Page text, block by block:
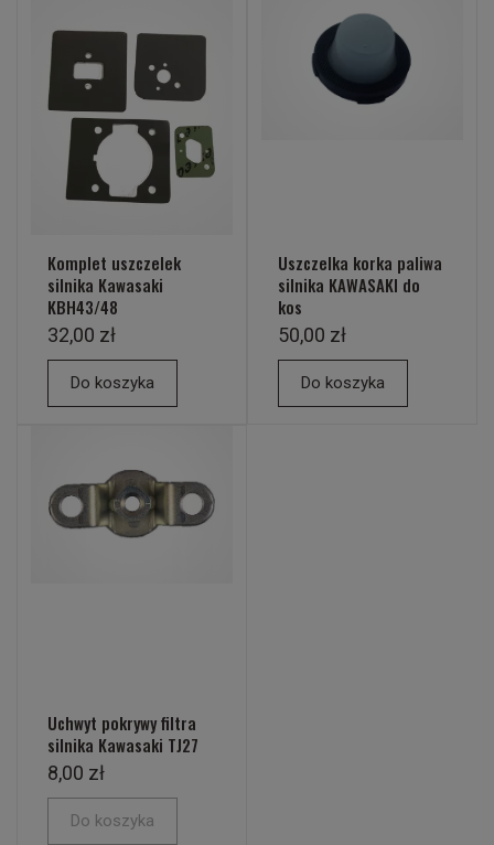
Komplet uszczelek
silnika Kawasaki
KBH43/48
32,00 zł
Do koszyka
Uszczelka korka paliwa
silnika KAWASAKI do
kos
50,00 zł
Do koszyka
Uchwyt pokrywy filtra
silnika Kawasaki TJ27
8,00 zł
Do koszyka